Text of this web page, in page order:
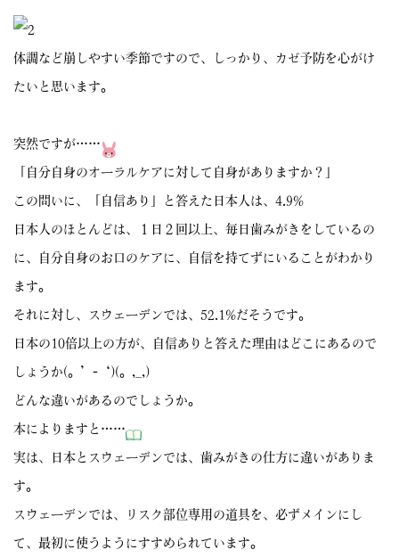
体調など崩しやすい季節ですので、しっかり、カゼ予防を心がけ
たいと思います。
突然ですが……
「自分自身のオーラルケアに対して自身がありますか？」
この問いに、「自信あり」と答えた日本人は、4.9%
日本人のほとんどは、１日２回以上、毎日歯みがきをしているの
に、自分自身のお口のケアに、自信を持てずにいることがわかり
ます。
それに対し、スウェーデンでは、52.1%だそうです。
日本の10倍以上の方が、自信ありと答えた理由はどこにあるので
しょうか(。’-‘)(。,_,)
どんな違いがあるのでしょうか。
本によりますと……
実は、日本とスウェーデンでは、歯みがきの仕方に違いがありま
す。
スウェーデンでは、リスク部位専用の道具を、必ずメインにし
て、最初に使うようにすすめられています。